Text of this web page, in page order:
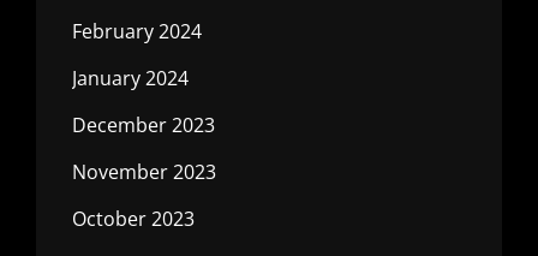
February 2024
January 2024
December 2023
November 2023
October 2023